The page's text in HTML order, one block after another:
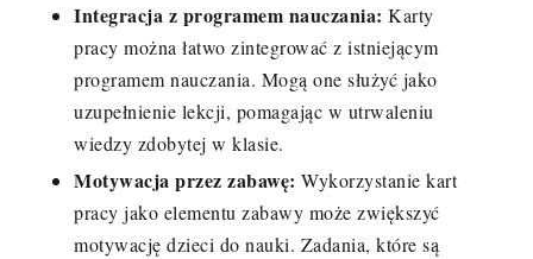
Integracja z programem nauczania: Karty
pracy można łatwo zintegrować z istniejącym
programem nauczania. Mogą one służyć jako
uzupełnienie lekcji, pomagając w utrwaleniu
wiedzy zdobytej w klasie.
Motywacja przez zabawę: Wykorzystanie kart
pracy jako elementu zabawy może zwiększyć
motywację dzieci do nauki. Zadania, które są